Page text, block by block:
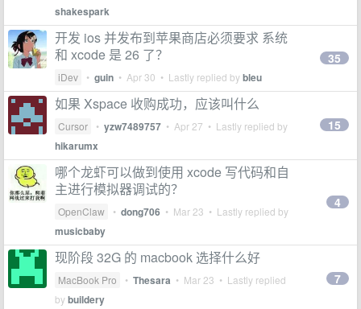
shakespark
开发 ios 并发布到苹果商店必须要求 系统
和 xcode 是 26 了？
iDev • guin • Apr 30 • Lastly replied bybleu
35
如果 Xspace 收购成功，应该叫什么
Cursor • yzw7489757 • Apr 27 • Lastly replied by
hikarumx
15
哪个龙虾可以做到使用 xcode 写代码和自
主进行模拟器调试的？
OpenClaw • dong706 • Mar 23 • Lastly replied by
musicbaby
4
现阶段 32G 的 macbook 选择什么好
MacBook Pro • Thesara • Mar 23 • Lastly replied
bybuildery
7